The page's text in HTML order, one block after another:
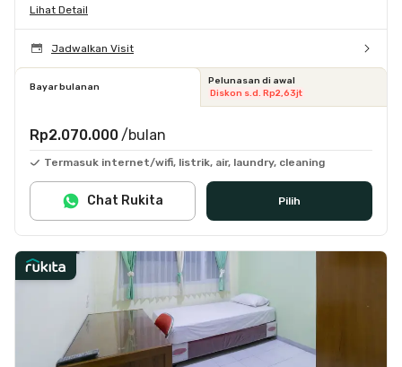
Lihat Detail
Jadwalkan Visit
Bayar bulanan
Pelunasan di awal
Diskon s.d. Rp2,63jt
Rp2.070.000 /bulan
Termasuk internet/wifi, listrik, air, laundry, cleaning
Pilih
Chat Rukita